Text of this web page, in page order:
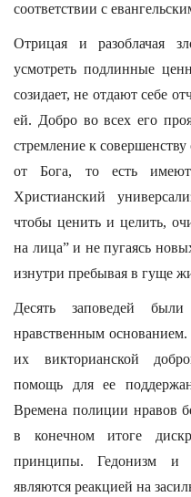
соответствии с
Отрицая и разоблачая
усмотреть подлинные
созидает, не отдают себе
ей. Добро во всех его
стремление к
от Бога, то есть имеют
Христианский
чтобы ценить и целить,
на лица” и не пугаясь
изнутри пребывая в гуще
Десять заповедей
нравственным
их викторианской
помощь для ее
Времена полиции нравов
в конечном итоге
принципы. Гедонизм и
являются реакцией на